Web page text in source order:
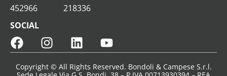
452966
218336
SOCIAL
Copyright © All Rights Reserved. Bondoli & Campese S.r.l.